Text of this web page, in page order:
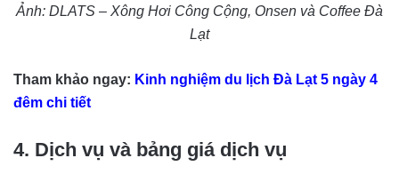
Ảnh: DLATS – Xông Hơi Công Cộng, Onsen và Coffee Đà
Lạt
Tham khảo ngay: Kinh nghiệm du lịch Đà Lạt 5 ngày 4
đêm chi tiết
4. Dịch vụ và bảng giá dịch vụ